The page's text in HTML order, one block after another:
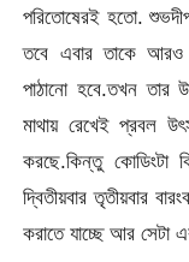
পরিতোষেরই হতো.
তবে এবার তাকে আরও
পাঠানো হবে.তখন
মাথায় রেখেই প্রবল
করছে.কিন্তু কোডিংটা
দ্বিতীয়বার তৃতীয়বার
করাতে যাচ্ছে আর সেটা